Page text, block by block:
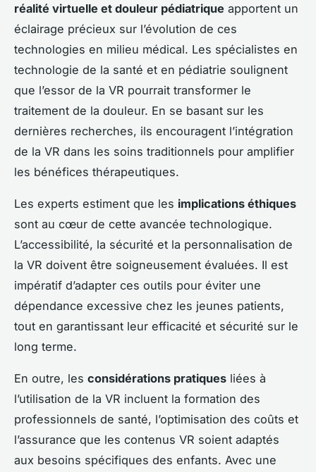
réalité virtuelle et douleur pédiatrique apportent un
éclairage précieux sur l’évolution de ces
technologies en milieu médical. Les spécialistes en
technologie de la santé et en pédiatrie soulignent
que l’essor de la VR pourrait transformer le
traitement de la douleur. En se basant sur les
dernières recherches, ils encouragent l’intégration
de la VR dans les soins traditionnels pour amplifier
les bénéfices thérapeutiques.
Les experts estiment que les implications éthiques
sont au cœur de cette avancée technologique.
L’accessibilité, la sécurité et la personnalisation de
la VR doivent être soigneusement évaluées. Il est
impératif d’adapter ces outils pour éviter une
dépendance excessive chez les jeunes patients,
tout en garantissant leur efficacité et sécurité sur le
long terme.
En outre, les considérations pratiques liées à
l’utilisation de la VR incluent la formation des
professionnels de santé, l’optimisation des coûts et
l’assurance que les contenus VR soient adaptés
aux besoins spécifiques des enfants. Avec une